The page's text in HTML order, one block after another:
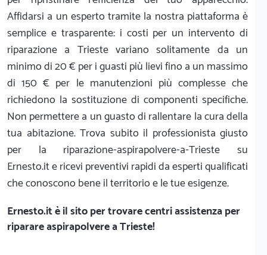
Affidarsi a un esperto tramite la nostra piattaforma è
semplice e trasparente: i costi per un intervento di
riparazione a Trieste variano solitamente da un
minimo di 20 € per i guasti più lievi fino a un massimo
di 150 € per le manutenzioni più complesse che
richiedono la sostituzione di componenti specifiche.
Non permettere a un guasto di rallentare la cura della
tua abitazione. Trova subito il professionista giusto
per la riparazione-aspirapolvere-a-Trieste su
Ernesto.it e ricevi preventivi rapidi da esperti qualificati
che conoscono bene il territorio e le tue esigenze.
Ernesto.itè il sito per trovare centri assistenza per
riparare aspirapolvere a Trieste!